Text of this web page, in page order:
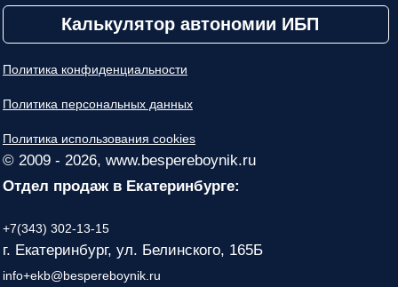
Калькулятор автономии ИБП
Политика конфиденциальности
Политика персональных данных
Политика использования cookies
© 2009 - 2026, www.bespereboynik.ru
Отдел продаж в Екатеринбурге:
+7(343) 302-13-15
г. Екатеринбург, ул. Белинского, 165Б
info+ekb@bespereboynik.ru